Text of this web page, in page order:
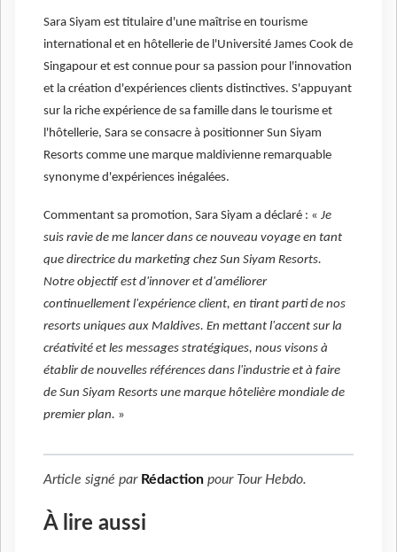
Sara Siyam est titulaire d'une maîtrise en tourisme
international et en hôtellerie de l'Université James Cook de
Singapour et est connue pour sa passion pour l'innovation
et la création d'expériences clients distinctives. S'appuyant
sur la riche expérience de sa famille dans le tourisme et
l'hôtellerie, Sara se consacre à positionner Sun Siyam
Resorts comme une marque maldivienne remarquable
synonyme d'expériences inégalées.
Commentant sa promotion, Sara Siyam a déclaré : « Je
suis ravie de me lancer dans ce nouveau voyage en tant
que directrice du marketing chez Sun Siyam Resorts.
Notre objectif est d'innover et d'améliorer
continuellement l'expérience client, en tirant parti de nos
resorts uniques aux Maldives. En mettant l'accent sur la
créativité et les messages stratégiques, nous visons à
établir de nouvelles références dans l'industrie et à faire
de Sun Siyam Resorts une marque hôtelière mondiale de
premier plan. »
Article signé par Rédaction pour Tour Hebdo.
À lire aussi